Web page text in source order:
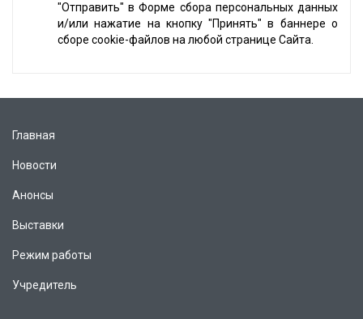
"Отправить" в Форме сбора персональных данных
и/или нажатие на кнопку "Принять" в баннере о
сборе cookie-файлов на любой странице Сайта.
Главная
Новости
Анонсы
Выставки
Режим работы
Учредитель